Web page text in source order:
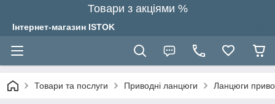
Товари з акціями %
Інтернет-магазин ISTOK
Товари та послуги Приводні ланцюги Ланцюги